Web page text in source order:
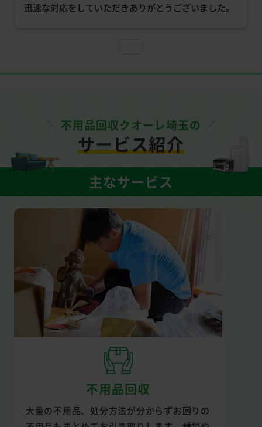
迅速な対応をしていただきありがとうございました。
不用品回収クオーレ埼玉の
サービス紹介
主なサービス
不用品回収
大量の不用品、処分方法が分からずお困りの